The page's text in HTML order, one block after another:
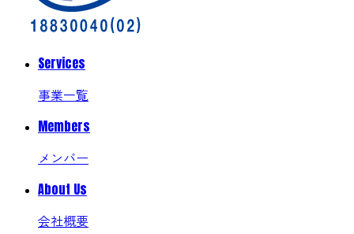
Services
事業一覧
Members
メンバー
About Us
会社概要